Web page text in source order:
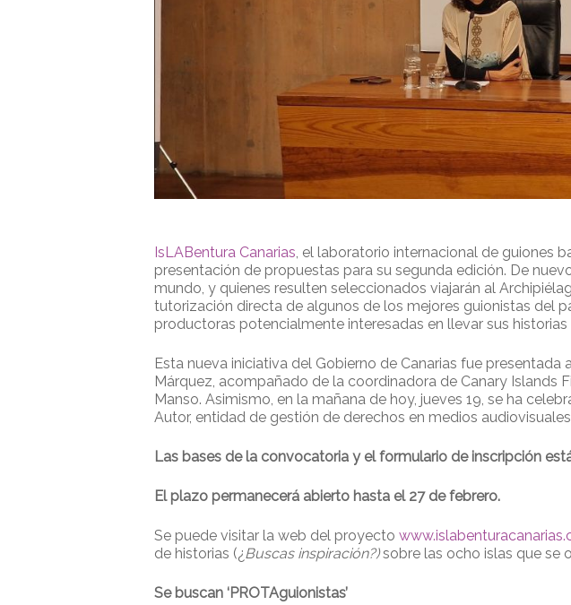
IsLABentura Canarias, el laboratorio internacional de guiones
presentación de propuestas para su segunda edición. De
mundo, y quienes resulten seleccionados viajarán al
tutorización directa de algunos de los mejores guionistas del
productoras potencialmente interesadas en llevar sus historias
Esta nueva iniciativa del Gobierno de Canarias fue
Márquez, acompañado de la coordinadora de Canary Islands
Manso. Asimismo, en la mañana de hoy, jueves 19, se ha
Autor, entidad de gestión de derechos en medios
Las bases de la convocatoria y el formulario de inscripción
El plazo permanecerá abierto hasta el 27 de febrero.
Se puede visitar la web del proyecto
de historias (¿Buscas inspiración?)sobre las ocho islas que se
Se buscan ‘PROTAguionistas’